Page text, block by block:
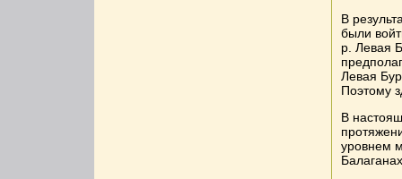
В
были
р. Левая
Левая
Поэтому
В
уровнем